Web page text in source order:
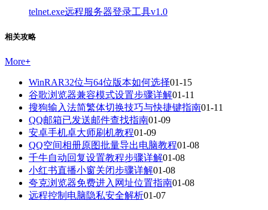
telnet.exe远程服务器登录工具v1.0
相关攻略
More+
WinRAR32位与64位版本如何选择01-15
谷歌浏览器兼容模式设置步骤详解01-11
搜狗输入法简繁体切换技巧与快捷键指南01-11
QQ邮箱已发送邮件查找指南01-09
安卓手机卓大师刷机教程01-09
QQ空间相册原图批量导出电脑教程01-08
千牛自动回复设置教程步骤详解01-08
小红书直播小窗关闭步骤详解01-08
夸克浏览器免费进入网址位置指南01-08
远程控制电脑隐私安全解析01-07